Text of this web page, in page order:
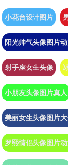
小花台设计图片
阳光帅气头像图片
射手座女生头像
小朋友头像图片真人
美丽女生头像图片
罗熙情侣头像图片